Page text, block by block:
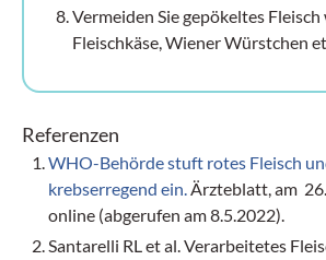
Vermeiden Sie gepökeltes Fleisch
Fleischkäse, Wiener Würstchen
Referenzen
WHO-Behörde stuft rotes Fleisch
krebserregend ein.Ärzteblatt, am
online (abgerufen am 8.5.2022).
Santarelli RL et al. Verarbeitetes